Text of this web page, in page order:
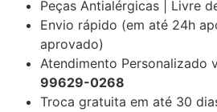
Peças Antialérgicas | Livre
Envio rápido (em até 24h
aprovado)
Atendimento Personalizado
99629-0268
Troca gratuita em até 30